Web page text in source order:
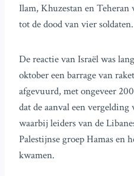
Ilam, Khuzestan en
tot de dood van vier soldaten.
De reactie van Israël was
oktober een barrage van
afgevuurd, met ongeveer
dat de aanval een
waarbij leiders van de
Palestijnse groep Hamas en
kwamen.